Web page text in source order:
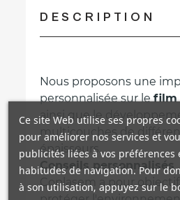
DESCRIPTION
Nous proposons une
personnalisée sur lefilm
ainsi que le
multicouches de
épaisseurs.
Conseils personnalisés
Coplasem a pour
Ce site Web utilise ses propres
pour améliorer nos services et
publicités liées à vos préférences
habitudes de navigation. Pour
à son utilisation, appuyez sur le